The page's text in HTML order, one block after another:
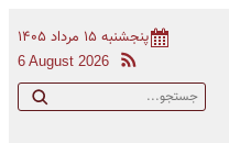
پنجشنبه ۱۵ مرداد ۱۴۰۵
6 August 2026